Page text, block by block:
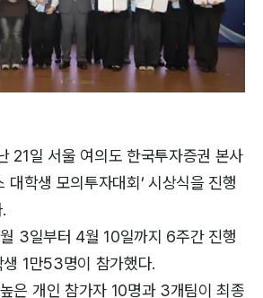
21일 서울 여의도 한국투자증권 본사
대학생 모의투자대회’ 시상식을 진행
3일부터 4월 10일까지 6주간 진행
1만53명이 참가했다.
은 개인 참가자 10명과 3개팀이 최종